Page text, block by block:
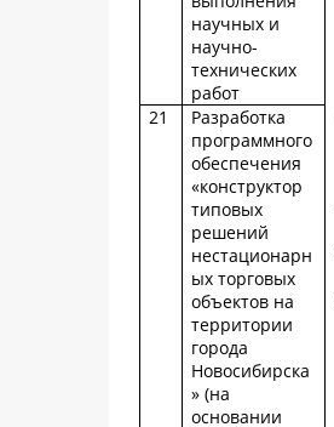
научных и
научно-
технических
работ
21
Разработка
программного
обеспечения
«конструктор
типовых
решений
нестационарн
ых торговых
объектов на
территории
города
Новосибирска
» (на
основании